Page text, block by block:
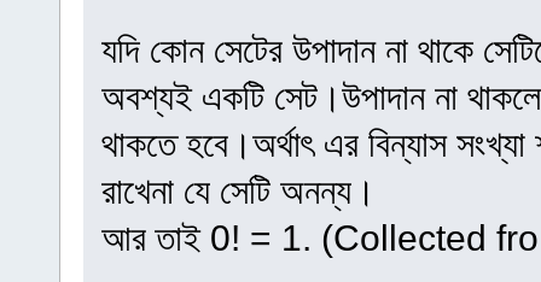
যদি কোন সেটের উপাদান না থাকে
অবশ্যই একটি সেট।উপাদান না
থাকতে হবে।অর্থাৎ এর বিন্যাস
রাখেনা যে সেটি অনন্য।
আর তাই 0! = 1. (Collected